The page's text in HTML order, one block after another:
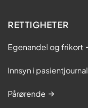
RETTIGHETER
Egenandel og frikort
Innsyn i pasientjournal
Pårørende